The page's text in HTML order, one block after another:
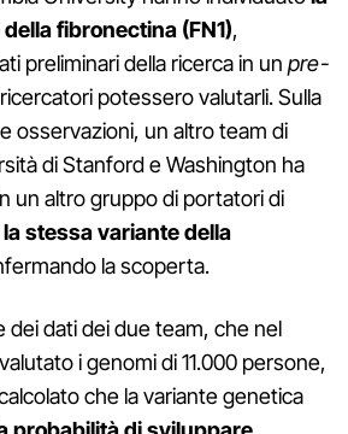
fibronectina (FN1),
preliminari della ricerca in un pre-
potessero valutarli. Sulla
osservazioni, un altro team di
di Stanford e Washington ha
un altro gruppo di portatori di
la stessa variante della
la scoperta.
dei dati dei due team, che nel
i genomi di 11.000 persone,
che la variante genetica